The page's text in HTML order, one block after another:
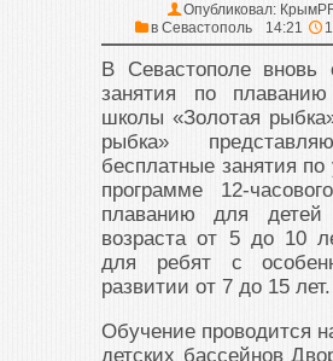
Опубликовал:
в Севастополь 14:21
В Севастополе вновь
занятия по
школы «Золотая
рыбка»
бесплатные занятия по
программе 12-
плаванию для детей
возраста от 5 до 10
для ребят с
развитии от 7 до 15 лет.
Обучение проводится
детских бассейнов